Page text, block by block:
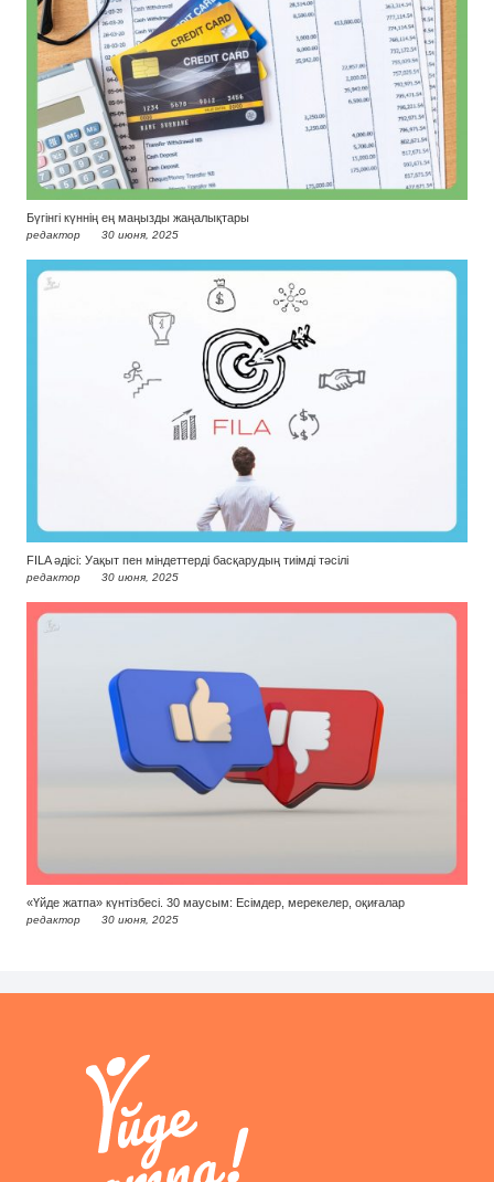
Бүгінгі күннің ең маңызды жаңалықтары
редактор 30 июня, 2025
FILA әдісі: Уақыт пен міндеттерді басқарудың тиімді тәсілі
редактор 30 июня, 2025
«Үйде жатпа» күнтізбесі. 30 маусым: Есімдер, мерекелер, оқиғалар
редактор 30 июня, 2025